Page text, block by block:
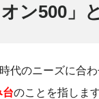
ン500」
代のニーズに合
台のことを指します